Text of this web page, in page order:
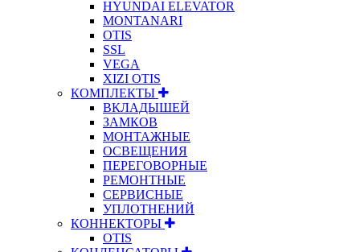
HYUNDAI ELEVATOR
MONTANARI
OTIS
SSL
VEGA
XIZI OTIS
КОМПЛЕКТЫ
ВКЛАДЫШЕЙ
ЗАМКОВ
МОНТАЖНЫЕ
ОСВЕЩЕНИЯ
ПЕРЕГОВОРНЫЕ
РЕМОНТНЫЕ
СЕРВИСНЫЕ
УПЛОТНЕНИЙ
КОННЕКТОРЫ
OTIS